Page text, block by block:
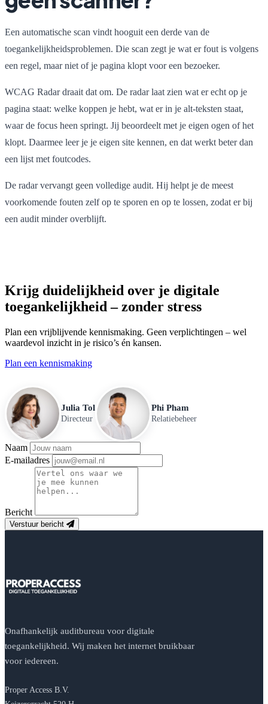
Een automatische scan vindt hooguit een derde van de
toegankelijkheidsproblemen. Die scan zegt je wat er fout is volgens
een regel, maar niet of je pagina klopt voor een bezoeker.
WCAG Radar draait dat om. De radar laat zien wat er echt op je
pagina staat: welke koppen je hebt, wat er in je alt-teksten staat,
waar de focus heen springt. Jij beoordeelt met je eigen ogen of het
klopt. Daarmee leer je je eigen site kennen, en dat werkt beter dan
een lijst met foutcodes.
De radar vervangt geen volledige audit. Hij helpt je de meest
voorkomende fouten zelf op te sporen en op te lossen, zodat er bij
een audit minder overblijft.
Krijg duidelijkheid over je digitale
toegankelijkheid – zonder stress
Plan een vrijblijvende kennismaking. Geen verplichtingen – wel
waardevol inzicht in je risico’s én kansen.
Plan een kennismaking
Julia Tol
Directeur
Phi Pham
Relatiebeheer
Naam
E-mailadres
Bericht
Verstuur bericht
Onafhankelijk auditbureau voor digitale
toegankelijkheid. Wij maken het internet bruikbaar
voor iedereen.
Proper Access B.V.